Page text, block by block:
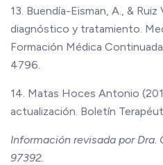
13. Buendía-Eisman, A., &
diagnóstico y tratamiento.
Formación Médica
4796.
14. Matas Hoces Antonio
actualización. Boletín
Información revisada por Dra.
97392.